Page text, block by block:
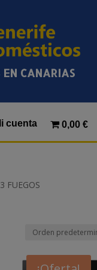
EN CANARIAS
cuenta 0,00 €
FUEGOS